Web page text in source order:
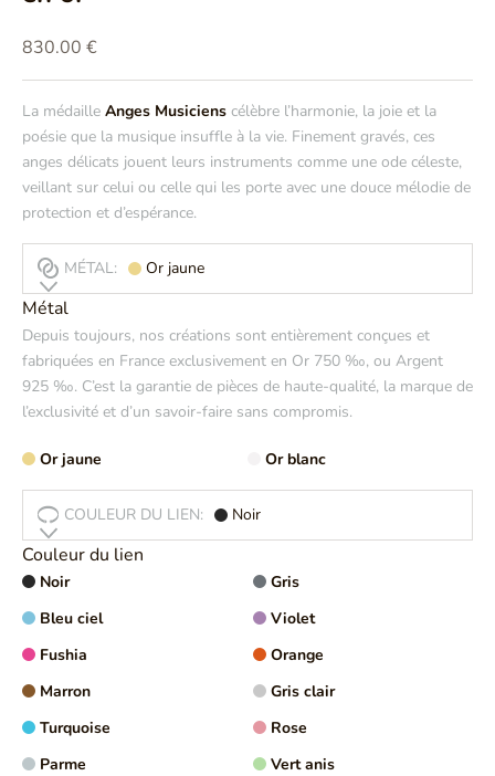
Prix de vente
830.00 €
La médaille Anges Musiciens célèbre l’harmonie, la joie et la
poésie que la musique insuffle à la vie. Finement gravés, ces
anges délicats jouent leurs instruments comme une ode céleste,
veillant sur celui ou celle qui les porte avec une douce mélodie de
protection et d’espérance.
MÉTAL: Or jaune
Métal
Depuis toujours, nos créations sont entièrement conçues et
fabriquées en France exclusivement en Or 750 ‰, ou Argent
925 ‰. C’est la garantie de pièces de haute-qualité, la marque de
l’exclusivité et d’un savoir-faire sans compromis.
Or jaune Or blanc
COULEUR DU LIEN: Noir
Couleur du lien
Noir
Gris
Bleu ciel
Violet
Fushia
Orange
Marron
Gris clair
Turquoise
Rose
Parme
Vert anis